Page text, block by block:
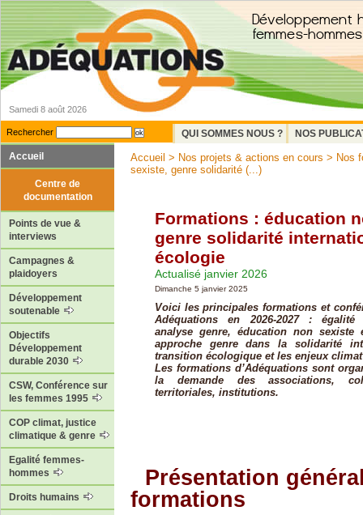
Samedi 8 août 2026
Rechercher QUI SOMMES NOUS ?
NOS
Accueil
Centre de
documentation
Points de vue &
interviews
Campagnes &
plaidoyers
Développement
soutenable
Objectifs
Développement
durable 2030
CSW, Conférence sur
les femmes 1995
COP climat, justice
climatique & genre
Egalité femmes-
hommes
Droits humains
Accueil > Nos projets & actions en cours > Nos
sexiste, genre solidarité (...)
Formations : éducation
genre solidarité
écologie
Actualisé janvier 2026
Dimanche 5 janvier 2025
Voici les principales formations et
Adéquations en 2026-2027 : égalité
analyse genre, éducation non sexiste
approche genre dans la solidarité
transition écologique et les enjeux
Les formations d’Adéquations sont
la demande des associations,
territoriales, institutions.
Présentation
formations